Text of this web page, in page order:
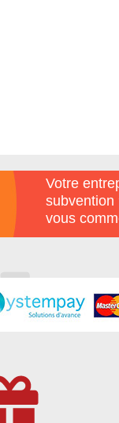
Votre
subvention
vous